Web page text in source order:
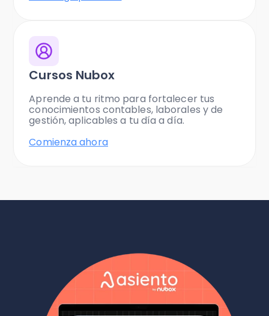
Cursos Nubox
Aprende a tu ritmo para fortalecer tus
conocimientos contables, laborales y de
gestión, aplicables a tu día a día.
Comienza ahora